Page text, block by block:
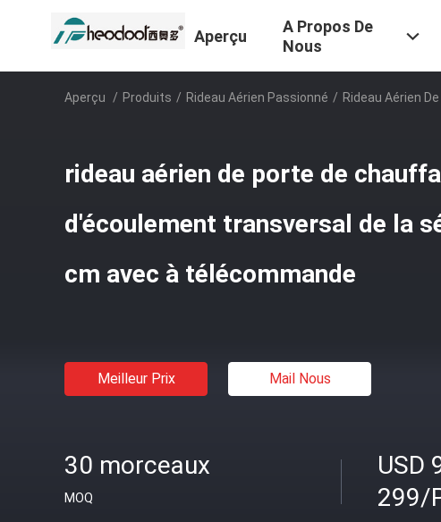
Aperçu
A Propos De
Nous
Aperçu / Produits / Rideau Aérien Passionné / Rideau Aérien
rideau aérien de porte de
d'écoulement transversal de la
cm avec à télécommande
Meilleur Prix Mail Nous
30 morceaux
MOQ
USD
299/